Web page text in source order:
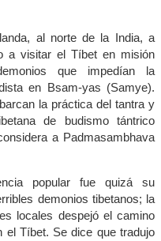
al norte de la India, a
a visitar el Tíbet en misión
que impedían la
en Bsam-yas (Samye).
la práctica del tantra y
de budismo tántrico
a Padmasambhava
popular fue quizá su
demonios tibetanos; la
locales despejó el camino
el Tíbet. Se dice que tradujo